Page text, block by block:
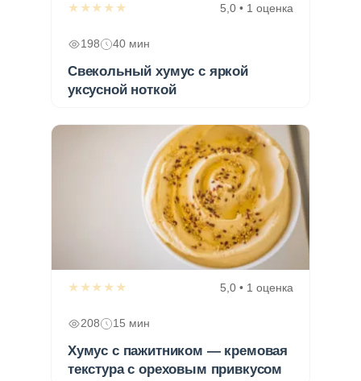
★★★★★ 5,0 • 1 оценка
198 40 мин
Свекольный хумус с яркой
уксусной ноткой
★★★★★ 5,0 • 1 оценка
208 15 мин
Хумус с пажитником — кремовая
текстура с ореховым привкусом